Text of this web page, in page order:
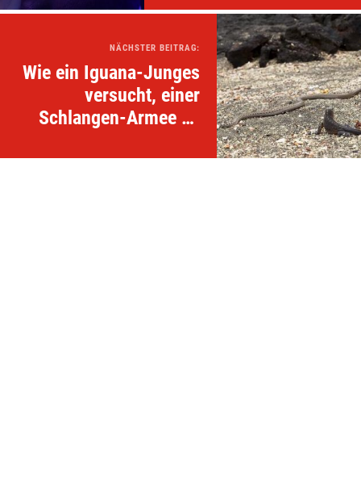
NÄCHSTER BEITRAG:
Wie ein Iguana-Junges
versucht, einer
Schlangen-Armee zu